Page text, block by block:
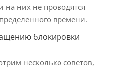
на них не проводятся
времени.
блокировки
несколько советов,